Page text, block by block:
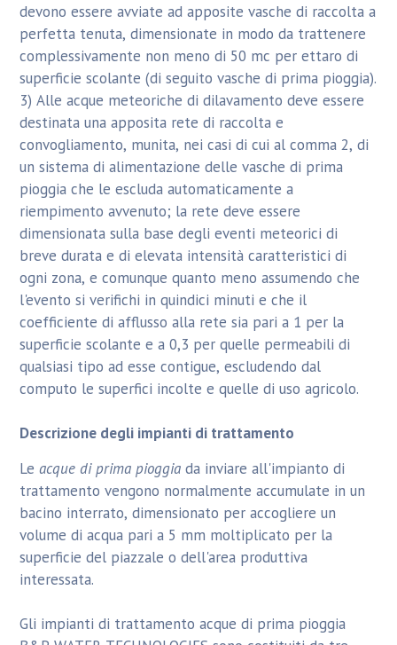
devono essere avviate ad apposite vasche di raccolta a
perfetta tenuta, dimensionate in modo da trattenere
complessivamente non meno di 50 mc per ettaro di
superficie scolante (di seguito vasche di prima pioggia).
3) Alle acque meteoriche di dilavamento deve essere
destinata una apposita rete di raccolta e
convogliamento, munita, nei casi di cui al comma 2, di
un sistema di alimentazione delle vasche di prima
pioggia che le escluda automaticamente a
riempimento avvenuto; la rete deve essere
dimensionata sulla base degli eventi meteorici di
breve durata e di elevata intensità caratteristici di
ogni zona, e comunque quanto meno assumendo che
l'evento si verifichi in quindici minuti e che il
coefficiente di afflusso alla rete sia pari a 1 per la
superficie scolante e a 0,3 per quelle permeabili di
qualsiasi tipo ad esse contigue, escludendo dal
computo le superfici incolte e quelle di uso agricolo.
Descrizione degli impianti di trattamento
Le acque di prima pioggiada inviare all'impianto di
trattamento vengono normalmente accumulate in un
bacino interrato, dimensionato per accogliere un
volume di acqua pari a 5 mm moltiplicato per la
superficie del piazzale o dell'area produttiva
interessata.
Gli impianti di trattamento acque di prima pioggia